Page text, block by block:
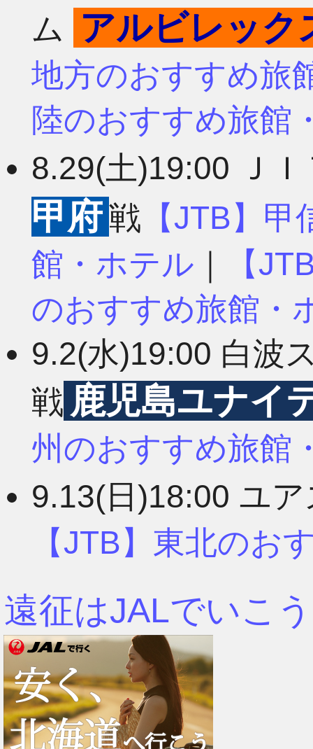
4月
3月
2月
1月
7月
6月
5月
4月
3月
2月
1月
ム
アルビレック
地方のおすすめ旅
陸のおすすめ旅館
8.29(土)19:00 Ｊ
甲府戦 【JTB】
館・ホテル
【
のおすすめ旅館・
9.2(水)19:00 白波
戦 鹿児島ユナイ
州のおすすめ旅館
9.13(日)18:00 ユ
【JTB】東北のお
遠征はJALでいこう